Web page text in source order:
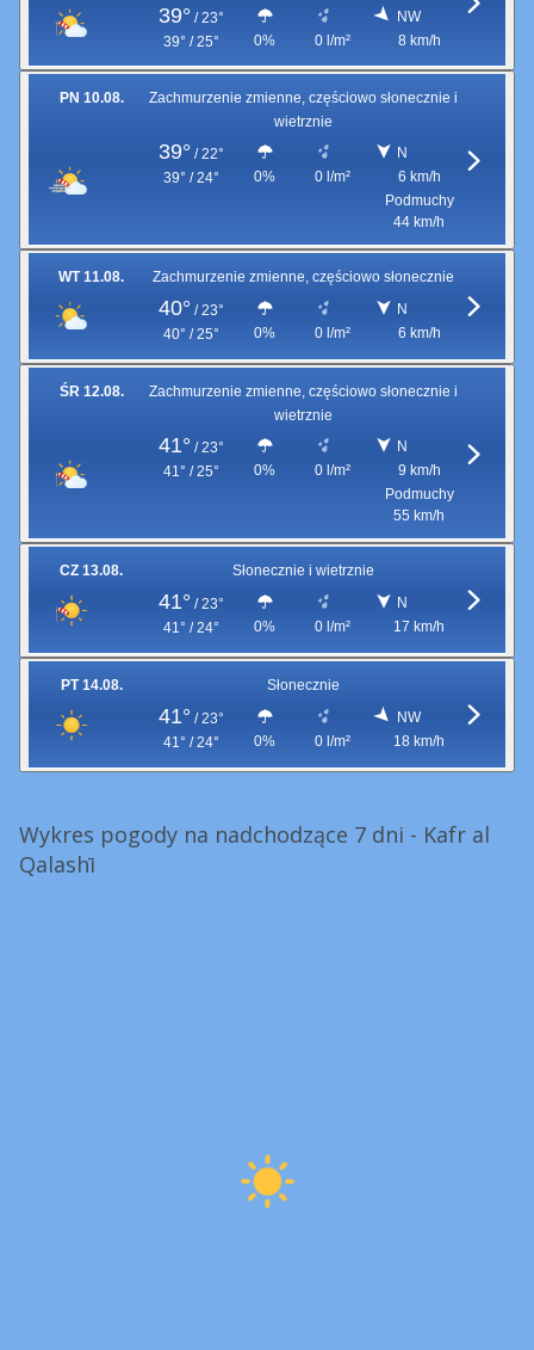
39° / 23°
39° / 25°
0% 0 l/m²
NW
8 km/h
PN 10.08.
Zachmurzenie zmienne, częściowo słonecznie i
wietrznie
39° / 22°
39° / 24°
0% 0 l/m²
N
6 km/h
Podmuchy
44 km/h
WT 11.08. Zachmurzenie zmienne, częściowo słonecznie
40° / 23°
40° / 25°
0% 0 l/m²
N
6 km/h
ŚR 12.08.
Zachmurzenie zmienne, częściowo słonecznie i
wietrznie
41° / 23°
41° / 25°
0% 0 l/m²
N
9 km/h
Podmuchy
55 km/h
CZ 13.08. Słonecznie i wietrznie
41° / 23°
41° / 24°
0% 0 l/m²
N
17 km/h
PT 14.08. Słonecznie
41° / 23°
41° / 24°
0% 0 l/m²
NW
18 km/h
Wykres pogody na nadchodzące 7 dni - Kafr al
Qalashī